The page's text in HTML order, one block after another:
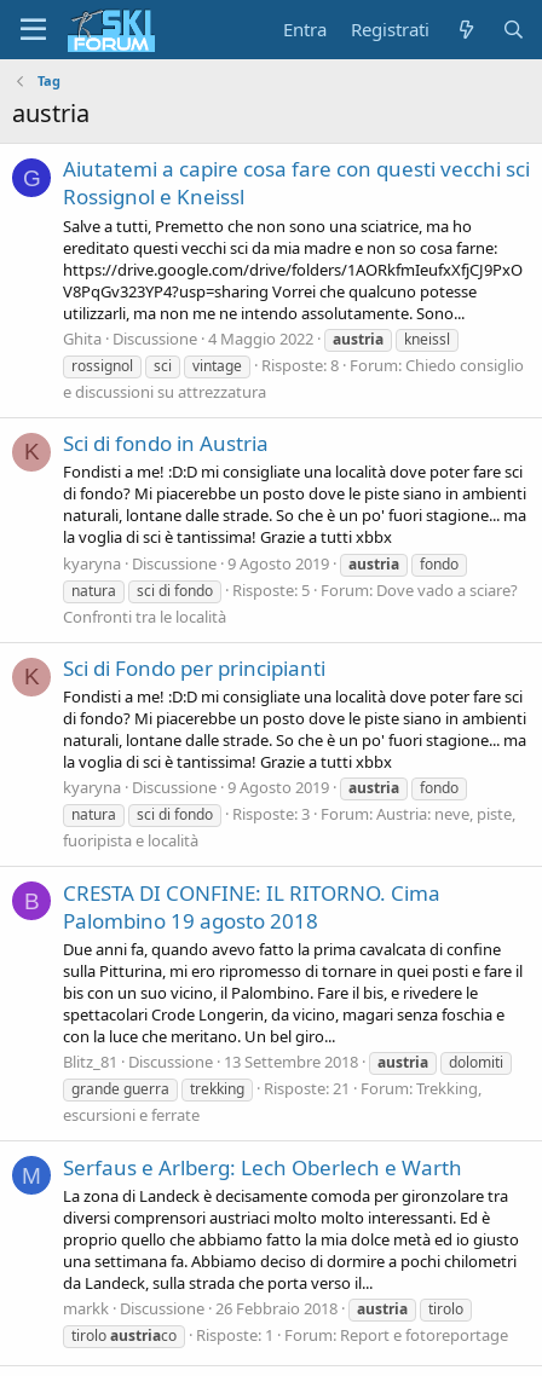
Entra Registrati
Tag
austria
G
Aiutatemi a capire cosa fare con questi vecchi sci
Rossignol e Kneissl
Salve a tutti, Premetto che non sono una sciatrice, ma ho
ereditato questi vecchi sci da mia madre e non so cosa farne:
https://drive.google.com/drive/folders/1AORkfmIeufxXfjCJ9PxO
V8PqGv323YP4?usp=sharing Vorrei che qualcuno potesse
utilizzarli, ma non me ne intendo assolutamente. Sono...
Ghita Discussione 4 Maggio 2022 austria
kneissl
rossignol
sci vintage Risposte: 8 Forum: Chiedo consiglio
e discussioni su attrezzatura
K Sci di fondo in Austria
Fondisti a me! :D:D mi consigliate una località dove poter fare sci
di fondo? Mi piacerebbe un posto dove le piste siano in ambienti
naturali, lontane dalle strade. So che è un po' fuori stagione... ma
la voglia di sci è tantissima! Grazie a tutti xbbx
kyaryna Discussione 9 Agosto 2019 austria
fondo
natura
sci di fondo Risposte: 5 Forum: Dove vado a sciare?
Confronti tra le località
K Sci di Fondo per principianti
Fondisti a me! :D:D mi consigliate una località dove poter fare sci
di fondo? Mi piacerebbe un posto dove le piste siano in ambienti
naturali, lontane dalle strade. So che è un po' fuori stagione... ma
la voglia di sci è tantissima! Grazie a tutti xbbx
kyaryna Discussione 9 Agosto 2019 austria
fondo
natura
sci di fondo Risposte: 3 Forum:Austria: neve, piste,
fuoripista e località
B
CRESTA DI CONFINE: IL RITORNO. Cima
Palombino 19 agosto 2018
Due anni fa, quando avevo fatto la prima cavalcata di confine
sulla Pitturina, mi ero ripromesso di tornare in quei posti e fare il
bis con un suo vicino, il Palombino. Fare il bis, e rivedere le
spettacolari Crode Longerin, da vicino, magari senza foschia e
con la luce che meritano. Un bel giro...
Blitz_81
Discussione 13 Settembre 2018 austria
dolomiti
grande guerra
trekking Risposte: 21 Forum:Trekking,
escursioni e ferrate
M Serfaus e Arlberg: Lech Oberlech e Warth
La zona di Landeck è decisamente comoda per gironzolare tra
diversi comprensori austriaci molto molto interessanti. Ed è
proprio quello che abbiamo fatto la mia dolce metà ed io giusto
una settimana fa. Abbiamo deciso di dormire a pochi chilometri
da Landeck, sulla strada che porta verso il...
markk Discussione 26 Febbraio 2018 austria
tirolo
tiroloaustriaco Risposte: 1 Forum: Report e fotoreportage